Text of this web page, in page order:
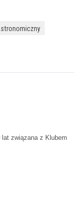
związana z Klubem